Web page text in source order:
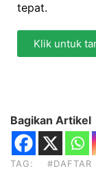
tepat.
Klik untuk
Bagikan Artikel
TAG: #DAFTAR